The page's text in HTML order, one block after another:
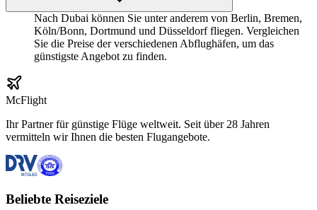
Nach Dubai können Sie unter anderem von Berlin, Bremen,
Köln/Bonn, Dortmund und Düsseldorf fliegen. Vergleichen
Sie die Preise der verschiedenen Abflughäfen, um das
günstigste Angebot zu finden.
McFlight
Ihr Partner für günstige Flüge weltweit. Seit über 28 Jahren
vermitteln wir Ihnen die besten Flugangebote.
Beliebte Reiseziele